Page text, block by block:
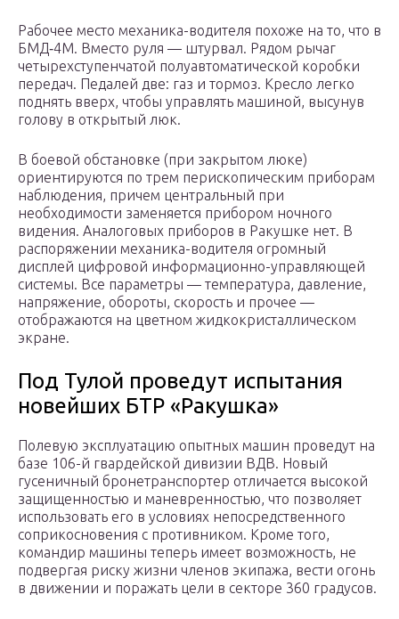
Рабочее место механика-водителя похоже на то, что в
БМД‑4М. Вместо руля — штурвал. Рядом рычаг
четырехступенчатой полуавтоматической коробки
передач. Педалей две: газ и тормоз. Кресло легко
поднять вверх, чтобы управлять машиной, высунув
голову в открытый люк.
В боевой обстановке (при закрытом люке)
ориентируются по трем перископическим приборам
наблюдения, причем центральный при
необходимости заменяется прибором ночного
видения. Аналоговых приборов в Ракушке нет. В
распоряжении механика-водителя огромный
дисплей цифровой информационно-управляющей
системы. Все параметры — температура, давление,
напряжение, обороты, скорость и прочее —
отображаются на цветном жидкокристаллическом
экране.
Под Тулой проведут испытания
новейших БТР «Ракушка»
Полевую эксплуатацию опытных машин проведут на
базе 106-й гвардейской дивизии ВДВ. Новый
гусеничный бронетранспортер отличается высокой
защищенностью и маневренностью, что позволяет
использовать его в условиях непосредственного
соприкосновения с противником. Кроме того,
командир машины теперь имеет возможность, не
подвергая риску жизни членов экипажа, вести огонь
в движении и поражать цели в секторе 360 градусов.